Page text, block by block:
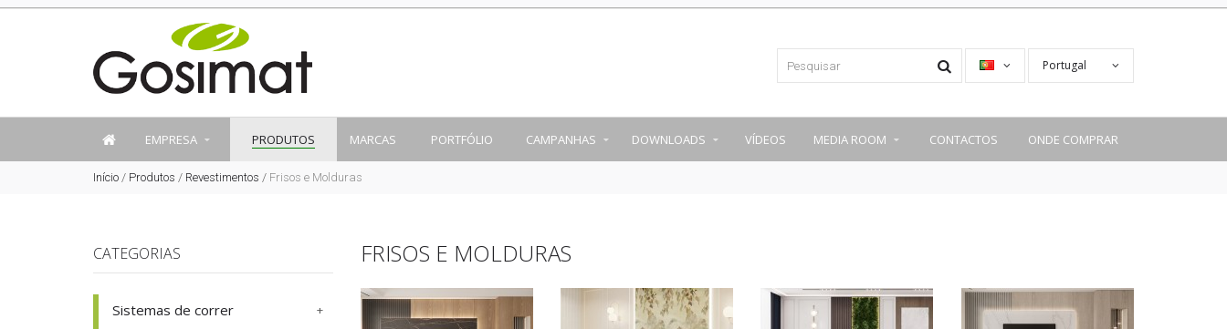
Portugal
EMPRESA PRODUTOS MARCAS PORTFÓLIO CAMPANHAS DOWNLOADS VÍDEOS MEDIA ROOM CONTACTOS ONDE COMPRAR
Início / Produtos / Revestimentos / Frisos e Molduras
CATEGORIAS
Sistemas de correr
FRISOS E MOLDURAS